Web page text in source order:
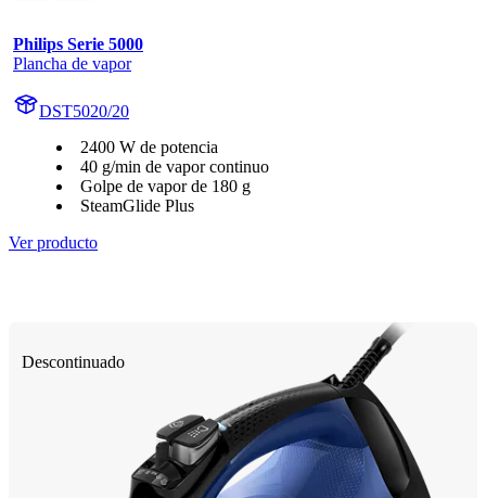
Philips Serie 5000
Plancha de vapor
DST5020/20
2400 W de potencia
40 g/min de vapor continuo
Golpe de vapor de 180 g
SteamGlide Plus
Ver producto
Descontinuado